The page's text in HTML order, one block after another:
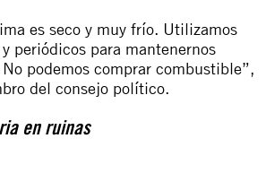
es seco y muy frío. Utilizamos
periódicos para mantenernos
podemos comprar combustible”,
del consejo político.
en ruinas